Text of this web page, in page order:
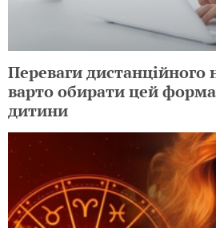
Переваги дистанційного
варто обирати цей
дитини